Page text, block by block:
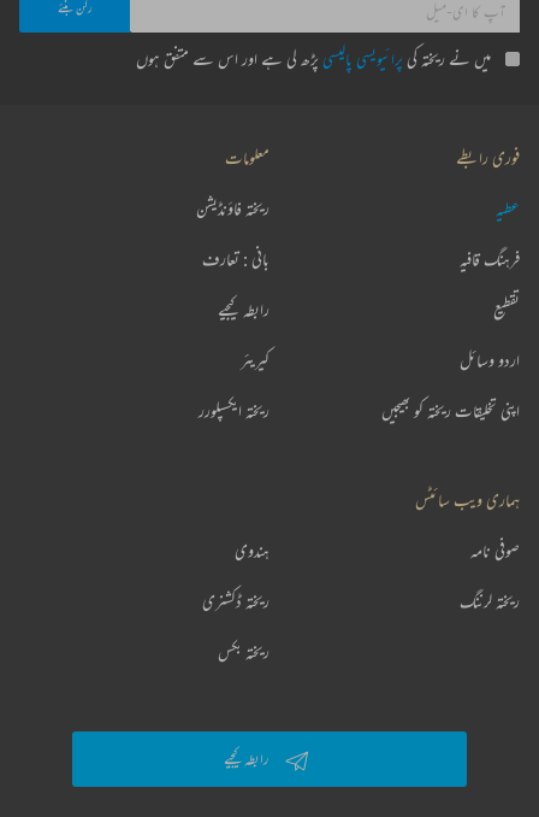
میں نے ریختہ کی پرائیویسی پالیسی پڑھ لی ہے اور اس سے متفق ہوں
فوری رابطے
عطیہ
فرہنگ قافیہ
تقطیع
اردو وسائل
اپنی تخلیقات ریختہ کو بھیجیں
معلومات
ریختہ فاؤنڈیشن
بانی : تعارف
رابطہ کیجیے
کیریئر
ریختہ ایکسپلورر
ہماری ویب سائٹس
ہندوی صوفی نامہ
ریختہ ڈکشنری ریختہ لرننگ
ریختہ بکس
رابطہ کیجیے